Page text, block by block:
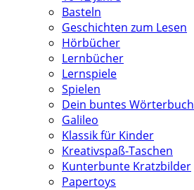
Basteln
Geschichten zum Lesen
Hörbücher
Lernbücher
Lernspiele
Spielen
Dein buntes Wörterbuch
Galileo
Klassik für Kinder
Kreativspaß-Taschen
Kunterbunte Kratzbilder
Papertoys